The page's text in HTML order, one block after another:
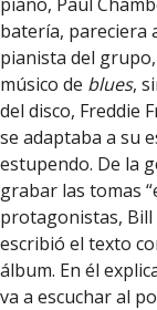
batería, pareciera
pianista del
músico de blues,
del disco, Freddie
se adaptaba a su
estupendo. De la
grabar las tomas
protagonistas, Bill
escribió el texto
álbum. En él
va a escuchar al